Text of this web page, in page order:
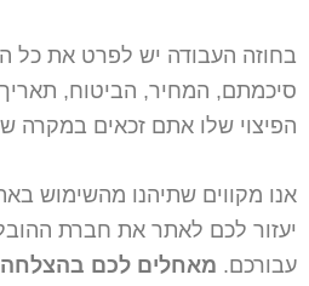
בחוזה העבודה יש לפרט את כל
סיכמתם, המחיר, הביטוח,
הפיצוי שלו אתם זכאים במקרה
אנו מקווים שתיהנו מהשימוש
יעזור לכם לאתר את חברת
עבורכם. מאחלים לכם